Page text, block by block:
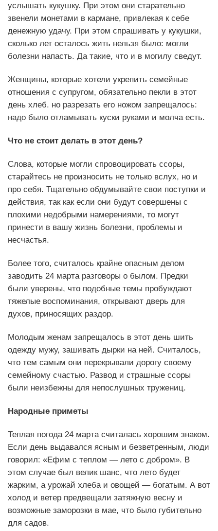
услышать кукушку. При этом они старательно
звенели монетами в кармане, привлекая к себе
денежную удачу. При этом спрашивать у кукушки,
сколько лет осталось жить нельзя было: могли
болезни напасть. Да такие, что и в могилу сведут.
Женщины, которые хотели укрепить семейные
отношения с супругом, обязательно пекли в этот
день хлеб. но разрезать его ножом запрещалось:
надо было отламывать куски руками и молча есть.
Что не стоит делать в этот день?
Слова, которые могли спровоцировать ссоры,
старайтесь не произносить не только вслух, но и
про себя. Тщательно обдумывайте свои поступки и
действия, так как если они будут совершены с
плохими недобрыми намерениями, то могут
принести в вашу жизнь болезни, проблемы и
несчастья.
Более того, считалось крайне опасным делом
заводить 24 марта разговоры о былом. Предки
были уверены, что подобные темы пробуждают
тяжелые воспоминания, открывают дверь для
духов, приносящих раздор.
Молодым женам запрещалось в этот день шить
одежду мужу, зашивать дырки на ней. Считалось,
что тем самым они перекрывали дорогу своему
семейному счастью. Развод и страшные ссоры
были неизбежны для непослушных тружениц.
Народные приметы
Теплая погода 24 марта считалась хорошим знаком.
Если день выдавался ясным и безветренным, люди
говорил: «Ефим с теплом — лето с добром». В
этом случае был велик шанс, что лето будет
жарким, а урожай хлеба и овощей — богатым. А вот
холод и ветер предвещали затяжную весну и
возможные заморозки в мае, что было губительно
для садов.